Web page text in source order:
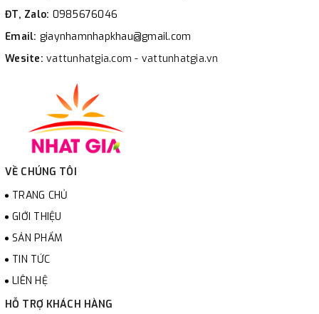
ĐT, Zalo: 0985676046
Email: giaynhamnhapkhau@gmail.com
Wesite: vattunhatgia.com - vattunhatgia.vn
VỀ CHÚNG TÔI
TRANG CHỦ
GIỚI THIỆU
SẢN PHẨM
TIN TỨC
LIÊN HỆ
HỖ TRỢ KHÁCH HÀNG